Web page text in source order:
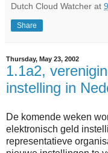
Dutch Cloud Watcher at
Share
Thursday, May 23, 2002
1.1a2,
instelling in
De komende weken
elektronisch geld
representatieve